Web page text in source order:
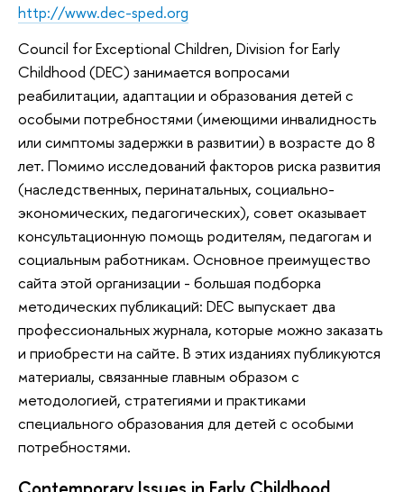
http://www.dec-sped.org
Council for Exceptional Children, Division for Early
Childhood (DEC) занимается вопросами
реабилитации, адаптации и образования детей с
особыми потребностями (имеющими инвалидность
или симптомы задержки в развитии) в возрасте до 8
лет. Помимо исследований факторов риска развития
(наследственных, перинатальных, социально-
экономических, педагогических), совет оказывает
консультационную помощь родителям, педагогам и
социальным работникам. Основное преимущество
сайта этой организации - большая подборка
методических публикаций: DEC выпускает два
профессиональных журнала, которые можно заказать
и приобрести на сайте. В этих изданиях публикуются
материалы, связанные главным образом с
методологией, стратегиями и практиками
специального образования для детей с особыми
потребностями.